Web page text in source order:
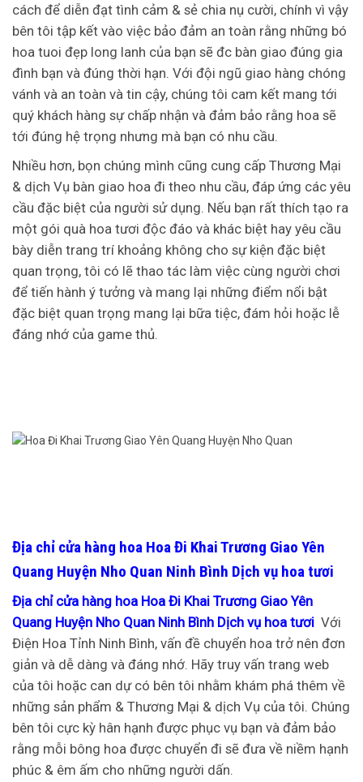
cách để diễn đạt tình cảm & sẻ chia nụ cười, chính vì vậy
bên tôi tập kết vào việc bảo đảm an toàn rằng những bó
hoa tuoi đẹp long lanh của bạn sẽ đc bàn giao đúng gia
đình bạn và đúng thời hạn. Với đội ngũ giao hàng chóng
vánh và an toàn và tin cậy, chúng tôi cam kết mang tới
quý khách hàng sự chấp nhận và đảm bảo rằng hoa sẽ
tới đúng hệ trọng nhưng mà bạn có nhu cầu.
Nhiều hơn, bọn chúng mình cũng cung cấp Thương Mại
& dịch Vụ bàn giao hoa đi theo nhu cầu, đáp ứng các yêu
cầu đặc biệt của người sử dụng. Nếu bạn rất thích tạo ra
một gói quà hoa tươi độc đáo và khác biệt hay yêu cầu
bày diễn trang trí khoảng không cho sự kiện đặc biệt
quan trọng, tôi có lẽ thao tác làm việc cùng người chơi
để tiến hành ý tưởng và mang lại những điểm nổi bật
đặc biệt quan trọng mang lại bữa tiệc, đám hỏi hoặc lễ
đáng nhớ của game thủ.
Địa chỉ cửa hàng hoa Hoa Đi Khai Trương Giao Yên
Quang Huyện Nho Quan Ninh Bình Dịch vụ hoa tươi
Địa chỉ cửa hàng hoa Hoa Đi Khai Trương Giao Yên
Quang Huyện Nho Quan Ninh Bình Dịch vụ hoa tươi Với
Điện Hoa Tỉnh Ninh Bình, vấn đề chuyển hoa trở nên đơn
giản và dễ dàng và đáng nhớ. Hãy truy vấn trang web
của tôi hoặc can dự có bên tôi nhằm khám phá thêm về
những sản phẩm & Thương Mại & dịch Vụ của tôi. Chúng
bên tôi cực kỳ hân hạnh được phục vụ bạn và đảm bảo
rằng mỗi bông hoa được chuyển đi sẽ đưa về niềm hạnh
phúc & êm ấm cho những người dấn.